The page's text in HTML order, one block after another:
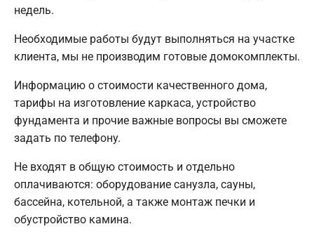
недель.
Необходимые работы будут выполняться на участке
клиента, мы не производим готовые домокомплекты.
Информацию о стоимости качественного дома,
тарифы на изготовление каркаса, устройство
фундамента и прочие важные вопросы вы сможете
задать по телефону.
Не входят в общую стоимость и отдельно
оплачиваются: оборудование санузла, сауны,
бассейна, котельной, а также монтаж печки и
обустройство камина.